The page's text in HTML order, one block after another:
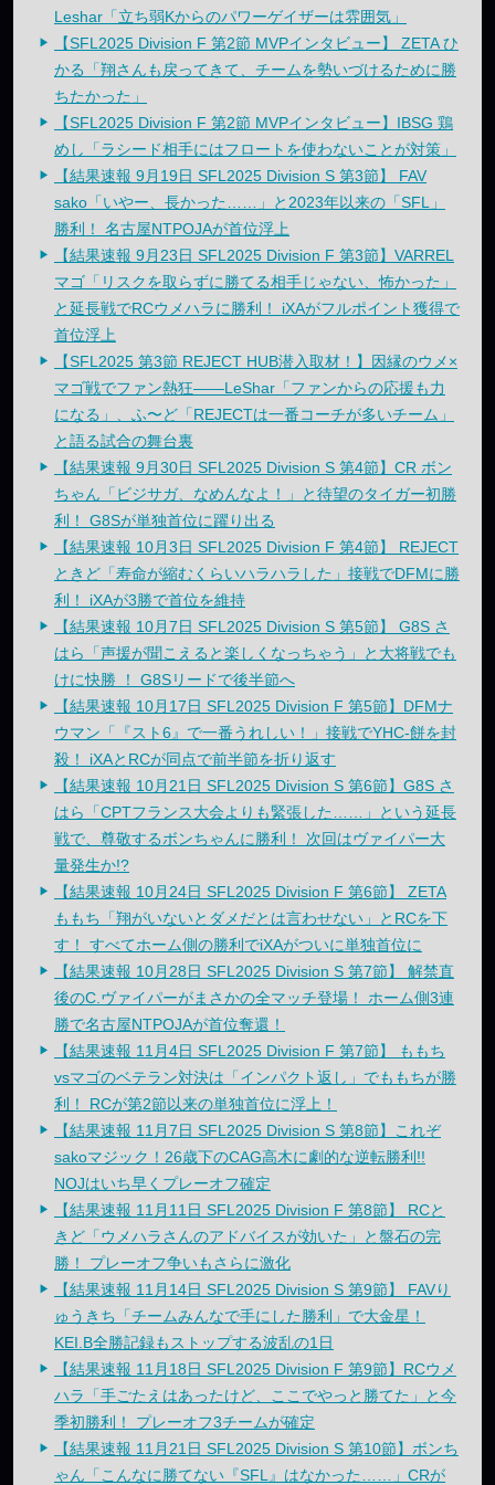
Leshar「立ち弱Kからのパワーゲイザーは雰囲気」
【SFL2025 Division F 第2節 MVPインタビュー】 ZETA ひ
かる「翔さんも戻ってきて、チームを勢いづけるために勝
ちたかった」
【SFL2025 Division F 第2節 MVPインタビュー】IBSG 鶏
めし「ラシード相手にはフロートを使わないことが対策」
【結果速報 9月19日 SFL2025 Division S 第3節】 FAV
sako「いやー、長かった……」と2023年以来の「SFL」
勝利！ 名古屋NTPOJAが首位浮上
【結果速報 9月23日 SFL2025 Division F 第3節】VARREL
マゴ「リスクを取らずに勝てる相手じゃない、怖かった」
と延長戦でRCウメハラに勝利！ iXAがフルポイント獲得で
首位浮上
【SFL2025 第3節 REJECT HUB潜入取材！】因縁のウメ×
マゴ戦でファン熱狂——LeShar「ファンからの応援も力
になる」、ふ〜ど「REJECTは一番コーチが多いチーム」
と語る試合の舞台裏
【結果速報 9月30日 SFL2025 Division S 第4節】CR ボン
ちゃん「ビジサガ、なめんなよ！」と待望のタイガー初勝
利！ G8Sが単独首位に躍り出る
【結果速報 10月3日 SFL2025 Division F 第4節】 REJECT
ときど「寿命が縮むくらいハラハラした」接戦でDFMに勝
利！ iXAが3勝で首位を維持
【結果速報 10月7日 SFL2025 Division S 第5節】 G8S さ
はら「声援が聞こえると楽しくなっちゃう」と大将戦でも
けに快勝 ！ G8Sリードで後半節へ
【結果速報 10月17日 SFL2025 Division F 第5節】DFMナ
ウマン「『スト6』で一番うれしい！」接戦でYHC-餅を封
殺！ iXAとRCが同点で前半節を折り返す
【結果速報 10月21日 SFL2025 Division S 第6節】G8S さ
はら「CPTフランス大会よりも緊張した……」という延長
戦で、尊敬するボンちゃんに勝利！ 次回はヴァイパー大
量発生か!?
【結果速報 10月24日 SFL2025 Division F 第6節】 ZETA
ももち「翔がいないとダメだとは言わせない」とRCを下
す！ すべてホーム側の勝利でiXAがついに単独首位に
【結果速報 10月28日 SFL2025 Division S 第7節】 解禁直
後のC.ヴァイパーがまさかの全マッチ登場！ ホーム側3連
勝で名古屋NTPOJAが首位奪還！
【結果速報 11月4日 SFL2025 Division F 第7節】 ももち
vsマゴのベテラン対決は「インパクト返し」でももちが勝
利！ RCが第2節以来の単独首位に浮上！
【結果速報 11月7日 SFL2025 Division S 第8節】これぞ
sakoマジック！26歳下のCAG高木に劇的な逆転勝利!!
NOJはいち早くプレーオフ確定
【結果速報 11月11日 SFL2025 Division F 第8節】 RCと
きど「ウメハラさんのアドバイスが効いた」と盤石の完
勝！ プレーオフ争いもさらに激化
【結果速報 11月14日 SFL2025 Division S 第9節】 FAVり
ゅうきち「チームみんなで手にした勝利」で大金星！
KEI.B全勝記録もストップする波乱の1日
【結果速報 11月18日 SFL2025 Division F 第9節】RCウメ
ハラ「手ごたえはあったけど、ここでやっと勝てた」と今
季初勝利！ プレーオフ3チームが確定
【結果速報 11月21日 SFL2025 Division S 第10節】ボンち
ゃん「こんなに勝てない『SFL』はなかった……」CRが